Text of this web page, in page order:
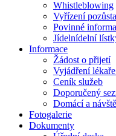
Whistleblowing
Vyřízení
Povinné
Jídelnídelní
Informace
Žádost o přijetí
Vyjádření
Ceník služeb
Doporučený
Domácí a
Fotogalerie
Dokumenty